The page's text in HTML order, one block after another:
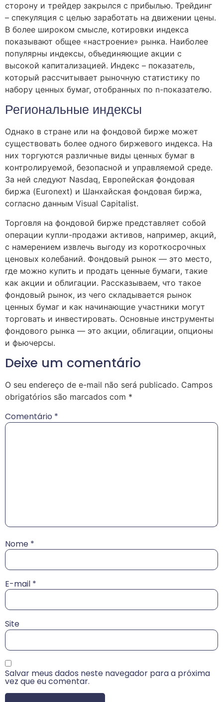
сторону и трейдер закрылся с прибылью. Трейдинг
– спекуляция с целью заработать на движении цены.
В более широком смысле, котировки индекса
показывают общее «настроение» рынка. Наиболее
популярны индексы, объединяющие акции с
высокой капитализацией. Индекс – показатель,
который рассчитывает рыночную статистику по
набору ценных бумаг, отобранных по n-показателю.
Региональные индексы
Однако в стране или на фондовой бирже может
существовать более одного биржевого индекса. На
них торгуются различные виды ценных бумаг в
контролируемой, безопасной и управляемой среде.
За ней следуют Nasdaq, Европейская фондовая
биржа (Euronext) и Шанхайская фондовая биржа,
согласно данным Visual Capitalist.
Торговля на фондовой бирже представляет собой
операции купли-продажи активов, например, акций,
с намерением извлечь выгоду из короткосрочных
ценовых колебаний. Фондовый рынок — это место,
где можно купить и продать ценные бумаги, такие
как акции и облигации. Рассказываем, что такое
фондовый рынок, из чего складывается рынок
ценных бумаг и как начинающие участники могут
торговать и инвестировать. Основные инструменты
фондового рынка — это акции, облигации, опционы
и фьючерсы.
Deixe um comentário
O seu endereço de e-mail não será publicado. Campos
obrigatórios são marcados com *
Comentário *
Nome *
E-mail *
Site
Salvar meus dados neste navegador para a próxima
vez que eu comentar.